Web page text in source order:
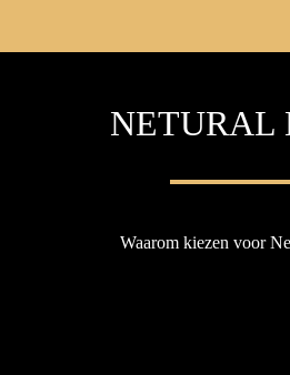
NETURAL
Waarom kiezen voor